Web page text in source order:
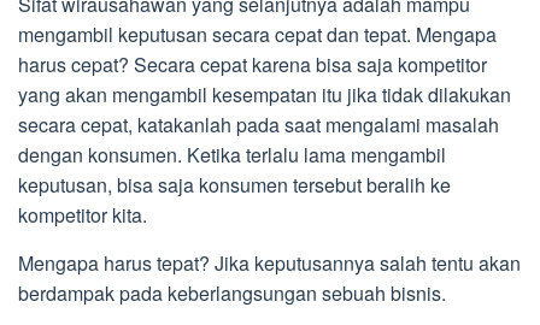
mengambil keputusan secara cepat dan tepat. Mengapa
harus cepat? Secara cepat karena bisa saja kompetitor
yang akan mengambil kesempatan itu jika tidak dilakukan
secara cepat, katakanlah pada saat mengalami masalah
dengan konsumen. Ketika terlalu lama mengambil
keputusan, bisa saja konsumen tersebut beralih ke
kompetitor kita.
Mengapa harus tepat? Jika keputusannya salah tentu akan
berdampak pada keberlangsungan sebuah bisnis.